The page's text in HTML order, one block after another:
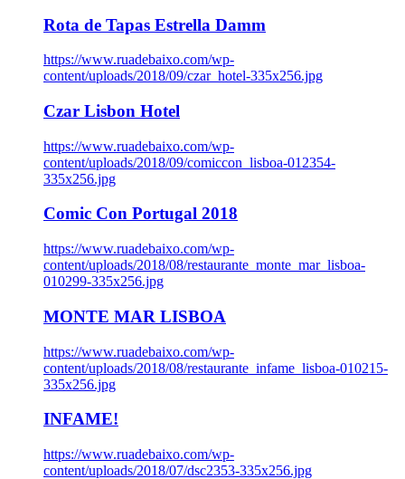
Rota de Tapas Estrella Damm
https://www.ruadebaixo.com/wp-
content/uploads/2018/09/czar_hotel-335x256.jpg
Czar Lisbon Hotel
https://www.ruadebaixo.com/wp-
content/uploads/2018/09/comiccon_lisboa-012354-
335x256.jpg
Comic Con Portugal 2018
https://www.ruadebaixo.com/wp-
content/uploads/2018/08/restaurante_monte_mar_lisboa-
010299-335x256.jpg
MONTE MAR LISBOA
https://www.ruadebaixo.com/wp-
content/uploads/2018/08/restaurante_infame_lisboa-010215-
335x256.jpg
INFAME!
https://www.ruadebaixo.com/wp-
content/uploads/2018/07/dsc2353-335x256.jpg